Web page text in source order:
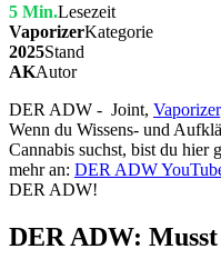
5 Min.Lesezeit
VaporizerKategorie
2025Stand
AKAutor
DER ADW - Joint, Vaporizer
Wenn du Wissens- und
Cannabis suchst, bist du hier
mehr an: DER ADW
DER ADW!
DER ADW: Musst